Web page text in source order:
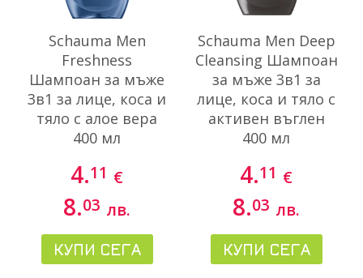
Schauma Men
Freshness
Шампоан за мъже
3в1 за лице, коса и
тяло с алое вера
400 мл
4.11 €
8.03 лв.
КУПИ СЕГА
Schauma Men Deep
Cleansing Шампоан
за мъже 3в1 за
лице, коса и тяло с
активен въглен
400 мл
4.11 €
8.03 лв.
КУПИ СЕГА